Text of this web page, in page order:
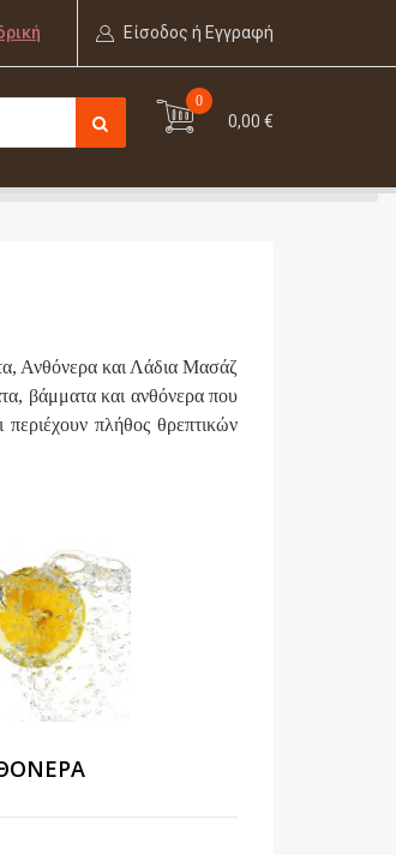
Είσοδος ή Εγγραφή
0
0,00 €
Ανθόνερα και Λάδια Μασάζ
βάμματα και ανθόνερα που
πλήθος θρεπτικών